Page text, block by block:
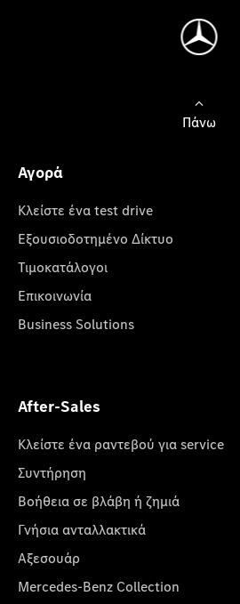
Πάνω
Αγορά
Κλείστε ένα test drive
Εξουσιοδοτημένο Δίκτυο
Τιμοκατάλογοι
Επικοινωνία
Business Solutions
After-Sales
Κλείστε ένα ραντεβού για service
Συντήρηση
Βοήθεια σε βλάβη ή ζημιά
Γνήσια ανταλλακτικά
Αξεσουάρ
Mercedes-Benz Collection